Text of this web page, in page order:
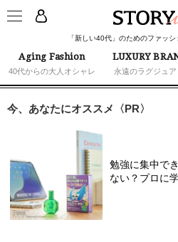
「新しい40代」のためのファッ
Aging Fashion
40代からの大人オシャレ
LUXURY
永遠のラグジュア
今、あなたにオススメ〈PR〉
勉強に集中で
ない？プロに